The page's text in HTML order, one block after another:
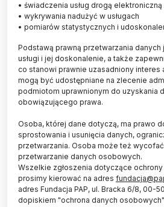
Archiwum FNP
Wykazała, że kobiety nie
macierzyństwa z powodu
pracy z obowiązkami
decyzję o dziecku do momentu,
stabilne zatrudnienie. Jej
• świadczenia usług drogą elektroniczną
• wykrywania nadużyć w usługach
• pomiarów statystycznych i
Podstawą prawną przetwarzania
usługi i jej doskonalenie, a także
co stanowi prawnie uzasadniony interes
mogą być udostępniane na zlecenie
podmiotom uprawnionym do uzyskania
obowiązującego prawa.
Osoba, której dane dotyczą, ma prawo
sprostowania i usunięcia danych,
przetwarzania. Osoba może też
przetwarzanie danych osobowych.
Wszelkie zgłoszenia dotyczące
prosimy kierować na adres
adres Fundacja PAP, ul. Bracka 6/8, 00-
dopiskiem "ochrona danych osobowych"